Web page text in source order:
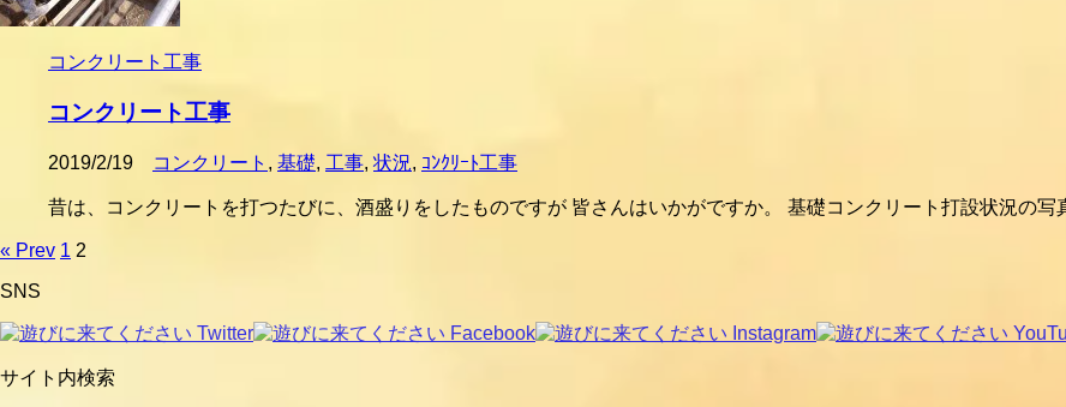
コンクリート工事
コンクリート工事
2019/2/19 コンクリート , 基礎, 工事, 状況, ｺﾝｸﾘｰﾄ工事
昔は、コンクリートを打つたびに、酒盛りをしたものですが 皆さんはいかがですか。 基礎コンクリート打設状況の写
« Prev 1 2
SNS
サイト内検索